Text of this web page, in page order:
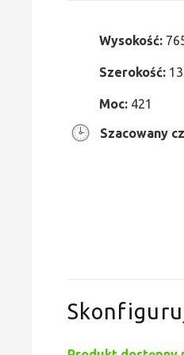
Wysokość:
Szerokość:
Moc: 421
Szacowany